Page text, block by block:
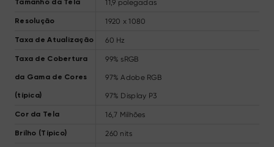
Tamanho da Tela 11,9 polegadas
Resolução 1920 x 1080
Taxa de Atualização 60 Hz
Taxa de Cobertura
da Gama de Cores
(típica)
99% sRGB
97% Adobe RGB
97% Display P3
Cor da Tela 16,7 Milhões
Brilho (Típico) 260 nits